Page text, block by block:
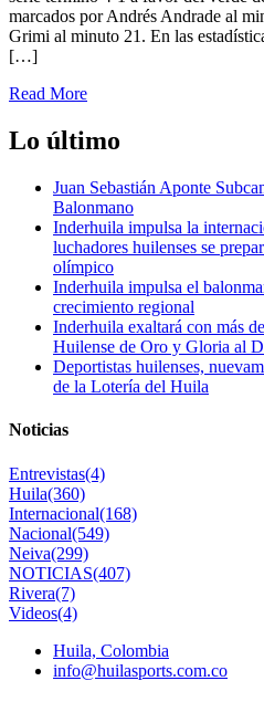
marcados por Andrés Andrade al
Grimi al minuto 21. En las
[…]
Read More
Lo último
Juan Sebastián Aponte
Balonmano
Inderhuila impulsa la
luchadores huilenses se
olímpico
Inderhuila impulsa el
crecimiento regional
Inderhuila exaltará con más
Huilense de Oro y Gloria al
Deportistas huilenses,
de la Lotería del Huila
Noticias
Entrevistas(4)
Huila(360)
Internacional(168)
Nacional(549)
Neiva(299)
NOTICIAS(407)
Rivera(7)
Videos(4)
Huila, Colombia
info@huilasports.com.co